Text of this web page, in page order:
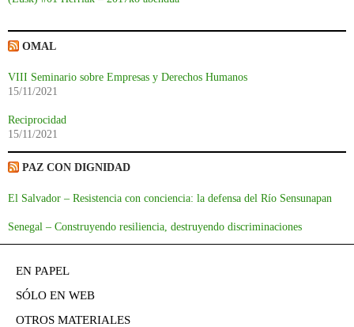
OMAL
VIII Seminario sobre Empresas y Derechos Humanos
15/11/2021
Reciprocidad
15/11/2021
PAZ CON DIGNIDAD
El Salvador – Resistencia con conciencia: la defensa del Río Sensunapan
Senegal – Construyendo resiliencia, destruyendo discriminaciones
EN PAPEL
SÓLO EN WEB
OTROS MATERIALES